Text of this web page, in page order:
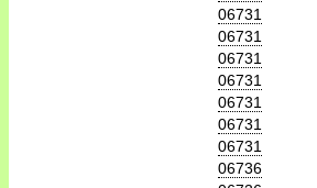
06731
06731
06731
06731
06731
06731
06731
06736